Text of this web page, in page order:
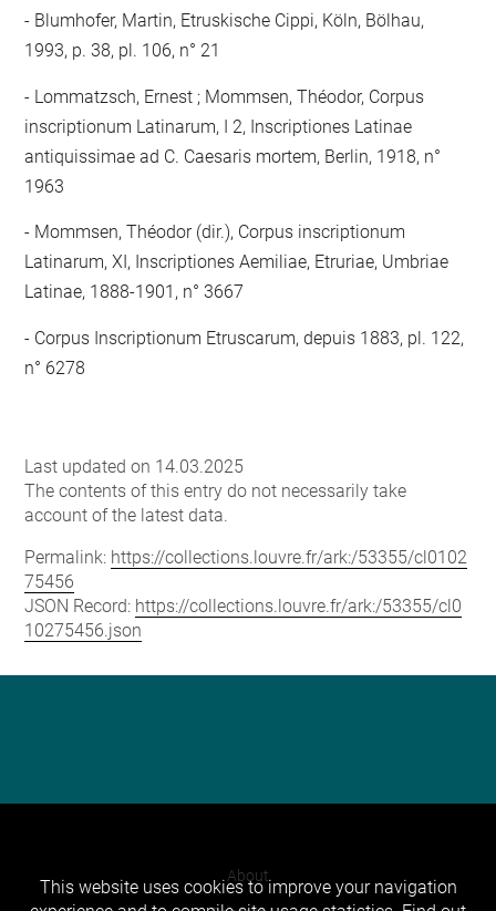
Blumhofer, Martin, Etruskische Cippi, Köln, Bölhau,
1993, p. 38, pl. 106, n° 21
Lommatzsch, Ernest ; Mommsen, Théodor, Corpus
inscriptionum Latinarum, I 2, Inscriptiones Latinae
antiquissimae ad C. Caesaris mortem, Berlin, 1918, n°
1963
Mommsen, Théodor (dir.), Corpus inscriptionum
Latinarum, XI, Inscriptiones Aemiliae, Etruriae, Umbriae
Latinae, 1888-1901, n° 3667
Corpus Inscriptionum Etruscarum, depuis 1883, pl. 122,
n° 6278
Last updated on 14.03.2025
The contents of this entry do not necessarily take
account of the latest data.
Permalink: https://collections.louvre.fr/ark:/53355/cl0102
75456
JSON Record: https://collections.louvre.fr/ark:/53355/cl0
10275456.json
About
This website uses cookies to improve your navigation